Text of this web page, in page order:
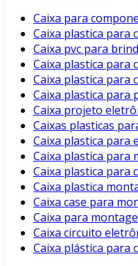
Caixa para
Caixa plastica para
Caixa pvc para
Caixa plastica para
Caixa plastica para
Caixa plastica para
Caixa projeto
Caixas plasticas
Caixa plastica para
Caixa plastica para
Caixa plastica para
Caixa plastica
Caixa case para
Caixa para
Caixa circuito
Caixa plástica para